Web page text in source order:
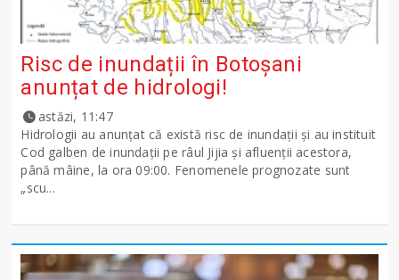
Risc de inundații în Botoșani
anunțat de hidrologi!
astăzi, 11:47
Hidrologii au anunțat că există risc de inundații și au instituit
Cod galben de inundații pe râul Jijia și afluenții acestora,
până mâine, la ora 09:00. Fenomenele prognozate sunt
„scu...